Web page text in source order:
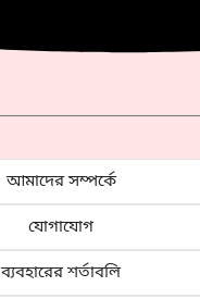
আমাদের সম্পর্কে
যোগাযোগ
ব্যবহারের শর্তাবলি